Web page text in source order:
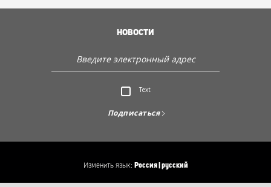
Откройте для себя Sencor
НОВОСТИ
Text
Подписаться
Изменить язык: Россия | русский